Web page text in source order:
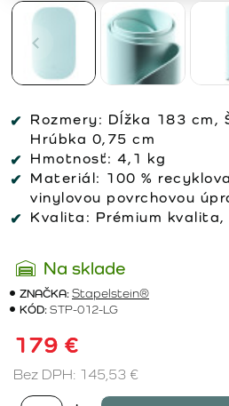
Rozmery: Dĺžka 183 cm,
Hrúbka 0,75 cm
Hmotnosť: 4,1 kg
Materiál: 100 %
vinylovou povrchovou
Kvalita: Prémium
Na sklade
ZNAČKA:Stapelstein®
KÓD:STP-012-LG
179 €
Bez DPH: 145,53 €